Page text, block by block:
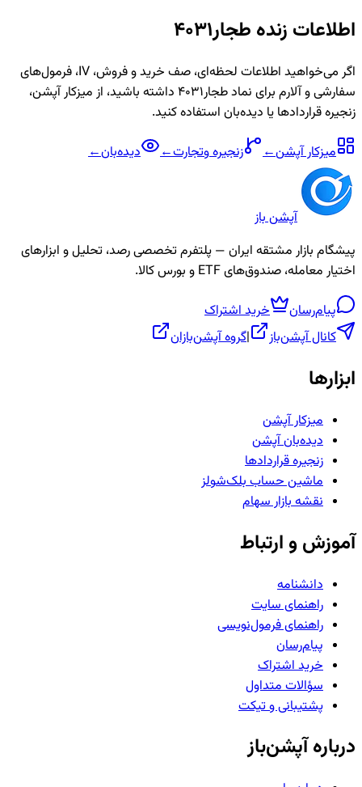
اطلاعات زنده طجار4031
اگر می‌خواهید اطلاعات لحظه‌ای، صف خرید و فروش، IV، فرمول‌های
سفارشی و آلارم برای نمادطجار4031
داشته باشید، از میزکار آپشن،
زنجیره قراردادها یا دیده‌بان استفاده کنید.
میزکار آپشن← زنجیرهوتجارت← دیده‌بان←
آپشن باز
پیشگام بازار مشتقه ایران — پلتفرم تخصصی رصد، تحلیل و ابزارهای
اختیار معامله، صندوق‌های ETF و بورس کالا.
پیام‌رسان
خرید اشتراک
کانال آپشن‌باز
|گروه آپشن‌بازان
ابزارها
میزکار آپشن
دیده‌بان آپشن
زنجیره قراردادها
ماشین حساب بلک‌شولز
نقشه بازار سهام
آموزش و ارتباط
دانشنامه
راهنمای سایت
راهنمای فرمول‌نویسی
پیام‌رسان
خرید اشتراک
سؤالات متداول
پشتیبانی و تیکت
درباره آپشن‌باز